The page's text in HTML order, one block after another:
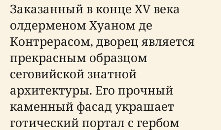
Заказанный в конце XV века
олдерменом Хуаном де
Контрерасом, дворец является
прекрасным образцом
сеговийской знатной
архитектуры. Его прочный
каменный фасад украшает
готический портал с гербом